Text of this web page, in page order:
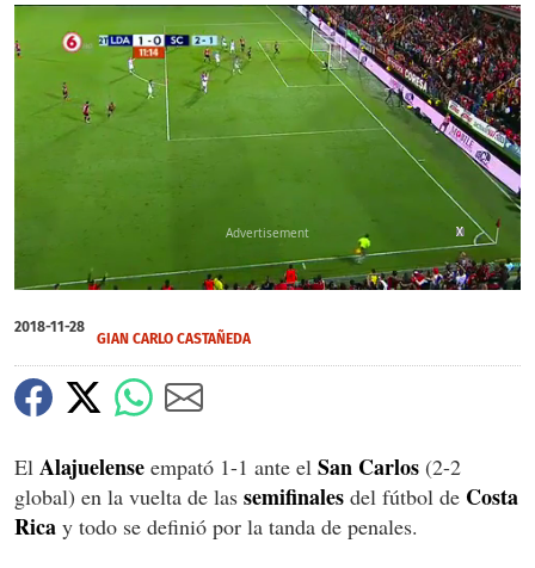
seconds
of
seconds
X
X
2018-11-28
GIAN CARLO CASTAÑEDA
El Alajuelense empató 1-1 ante el San Carlos (2-2
global) en la vuelta de las semifinales del fútbol de Costa
Rica y todo se definió por la tanda de penales.